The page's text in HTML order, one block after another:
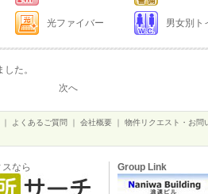
光ファイバー 男女別ト
た。
次へ
よくあるご質問 会社概要 物件リクエスト・お問
なら Group Link